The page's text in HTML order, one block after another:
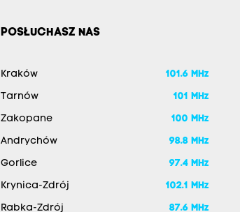
POSŁUCHASZ NAS
Kraków 101.6 MHz
Tarnów 101 MHz
Zakopane 100 MHz
Andrychów 98.8 MHz
Gorlice 97.4 MHz
Krynica-Zdrój 102.1 MHz
Rabka-Zdrój 87.6 MHz